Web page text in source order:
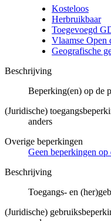
Kosteloos
Herbruikbaar
Toegevoegd
Vlaamse Open
Geografische
Beschrijving
Beperking(en) op de
(Juridische)
anders
Overige beperkingen
Geen beperkingen
Beschrijving
Toegangs- en
(Juridische)